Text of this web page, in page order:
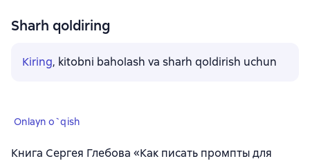
Sharh qoldiring
Kiring, kitobni baholash va sharh qoldirish uchun
Onlayn o`qish
Книга Сергея Глебова «Как писать промпты для